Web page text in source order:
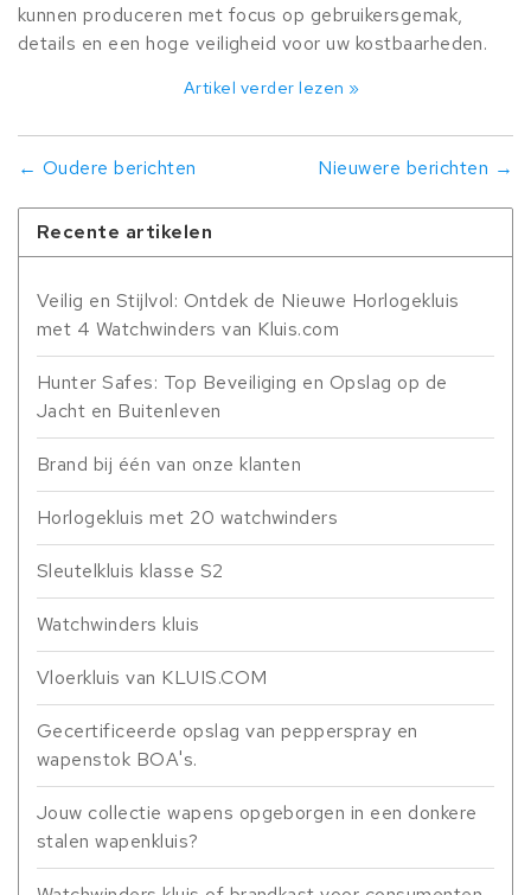
kunnen produceren met focus op gebruikersgemak,
details en een hoge veiligheid voor uw kostbaarheden.
Artikel verder lezen »
← Oudere berichten Nieuwere berichten →
Recente artikelen
Veilig en Stijlvol: Ontdek de Nieuwe Horlogekluis
met 4 Watchwinders van Kluis.com
Hunter Safes: Top Beveiliging en Opslag op de
Jacht en Buitenleven
Brand bij één van onze klanten
Horlogekluis met 20 watchwinders
Sleutelkluis klasse S2
Watchwinders kluis
Vloerkluis van KLUIS.COM
Gecertificeerde opslag van pepperspray en
wapenstok BOA's.
Jouw collectie wapens opgeborgen in een donkere
stalen wapenkluis?